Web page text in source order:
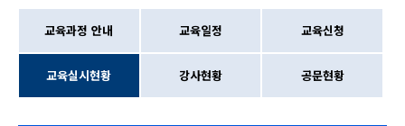
교육과정 안내 교육일정 교육신청
교육실시현황 강사현황 공문현황